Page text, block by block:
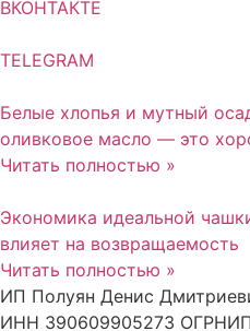
ВКОНТАКТЕ
TELEGRAM
Белые хлопья и мутный
оливковое масло — это
Читать полностью »
Экономика идеальной
влияет на возвращаемость
Читать полностью »
ИП Полуян Денис
ИНН 390609905273